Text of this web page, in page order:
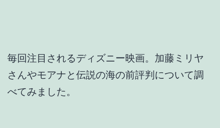
毎回注目されるディズニー映画。加藤ミリヤ
さんやモアナと伝説の海の前評判について調
べてみました。